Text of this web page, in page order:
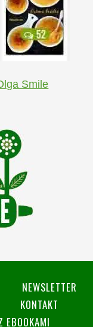
Smile
NEWSLETTER
KONTAKT
EBOOKAMI